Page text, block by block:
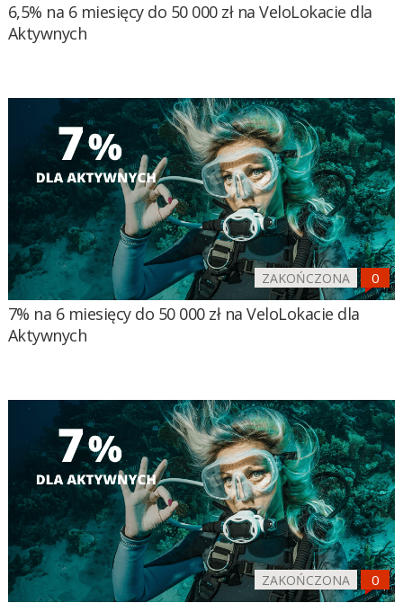
6,5% na 6 miesięcy do 50 000 zł na VeloLokacie dla
Aktywnych
ZAKOŃCZONA
7% na 6 miesięcy do 50 000 zł na VeloLokacie dla
Aktywnych
ZAKOŃCZONA